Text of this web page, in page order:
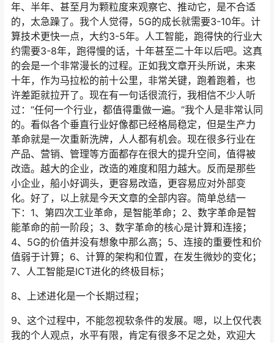
年、半年、甚至月为颗粒度来观察它、推动它，是不合适
的，太急躁了。我个人觉得，5G的成长就需要3-10年。计
算技术更快一点，大约3-5年。人工智能，跑得快的行业大
约需要3-8年，跑得慢的话，十年甚至二十年以后吧。这真
的会是一个非常漫长的过程。正如我文章开头所说，未来
十年，作为马拉松的前十公里，非常关键，跑着跑着，也
许差距就拉开了。现在有一句话很流行，我相信不少人听
过：“任何一个行业，都值得重做一遍。”我个人是非常认同
的。看似各个垂直行业好像都已经格局稳定，但是生产力
革命就是一次重新洗牌，人人都有机会。现在很多行业在
产品、营销、管理等方面都存在很大的提升空间，值得被
改造。越大的企业，改造的难度和阻力越大。反而是那些
小企业，船小好调头，更容易改造，更容易应对外部变
化。好了，以上就是今天文章的全部内容。简单总结一
下：1、第四次工业革命，是智能革命；2、数字革命是智
能革命的前一阶段；3、数字革命的核心是计算和连接；
4、5G的价值并没有想象中那么高；5、连接的重要性和价
值弱于计算；6、计算的架构和位置，在发生微妙的变化；
7、人工智能是ICT进化的终极目标；
8、上述进化是一个长期过程；
9、这个过程中，不能忽视软条件的发展。嗯，以上仅代表
我的个人观点，水平有限，肯定有很多不足之处，欢迎大